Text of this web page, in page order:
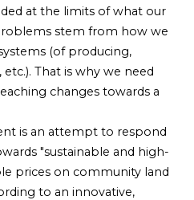
at the limits of what our
stem from how we
(of producing,
That is why we need
changes towards a
is an attempt to respond
"sustainable and high-
prices on community land
to an innovative,